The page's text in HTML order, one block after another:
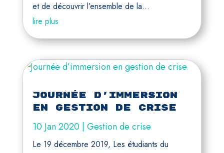
et de découvrir l’ensemble de la...
lire plus
Journée d’immersion
en gestion de crise
10 Jan 2020| Gestion de crise
Le 19 décembre 2019, Les étudiants du